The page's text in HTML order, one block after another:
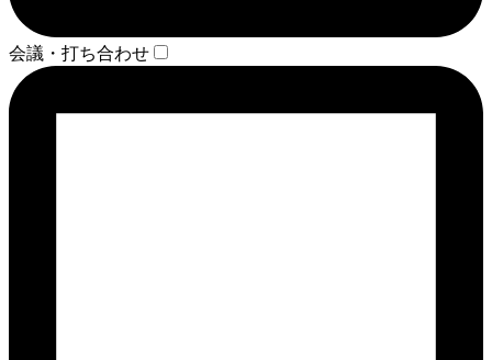
会議・打ち合わせ